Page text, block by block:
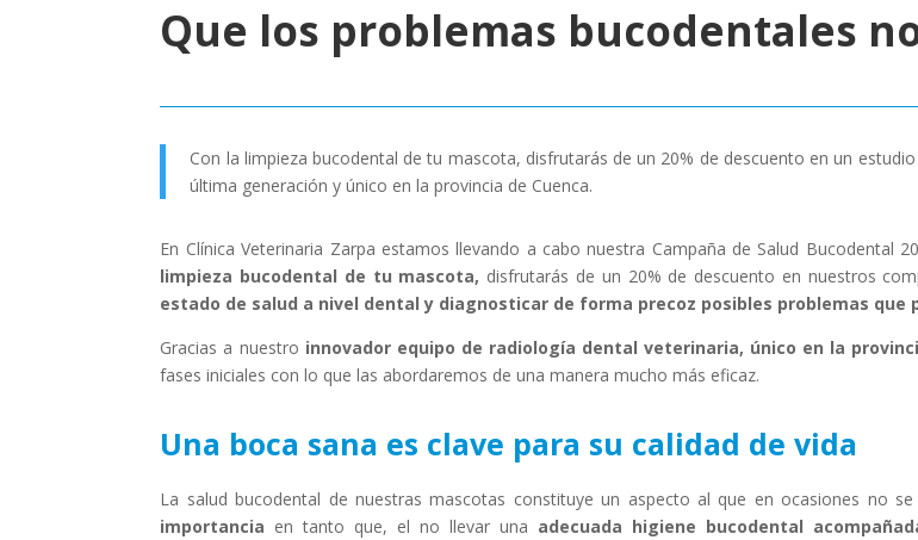
Que los problemas bucodentales
Con la limpieza bucodental de tu mascota, disfrutarás de un 20% de descuento en un
última generación y único en la provincia de Cuenca.
En Clínica Veterinaria Zarpa estamos llevando a cabo nuestra Campaña de Salud Bucodental
limpieza bucodental de tu mascota, disfrutarás de un 20% de descuento en nuestros
estado de salud a nivel dental y diagnosticar de forma precoz posibles problemas
Gracias a nuestro innovador equipo de radiología dental veterinaria, único en la
fases iniciales con lo que las abordaremos de una manera mucho más eficaz.
Una boca sana es clave para su calidad de vida
La salud bucodental de nuestras mascotas constituye un aspecto al que en ocasiones no
importancia en tanto que, el no llevar una adecuada higiene bucodental